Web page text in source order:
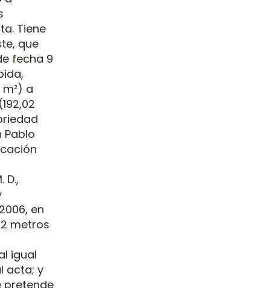
Tiene
que
fecha 9
a
Pablo
D.,
en
metros
igual
acta; y
pretende